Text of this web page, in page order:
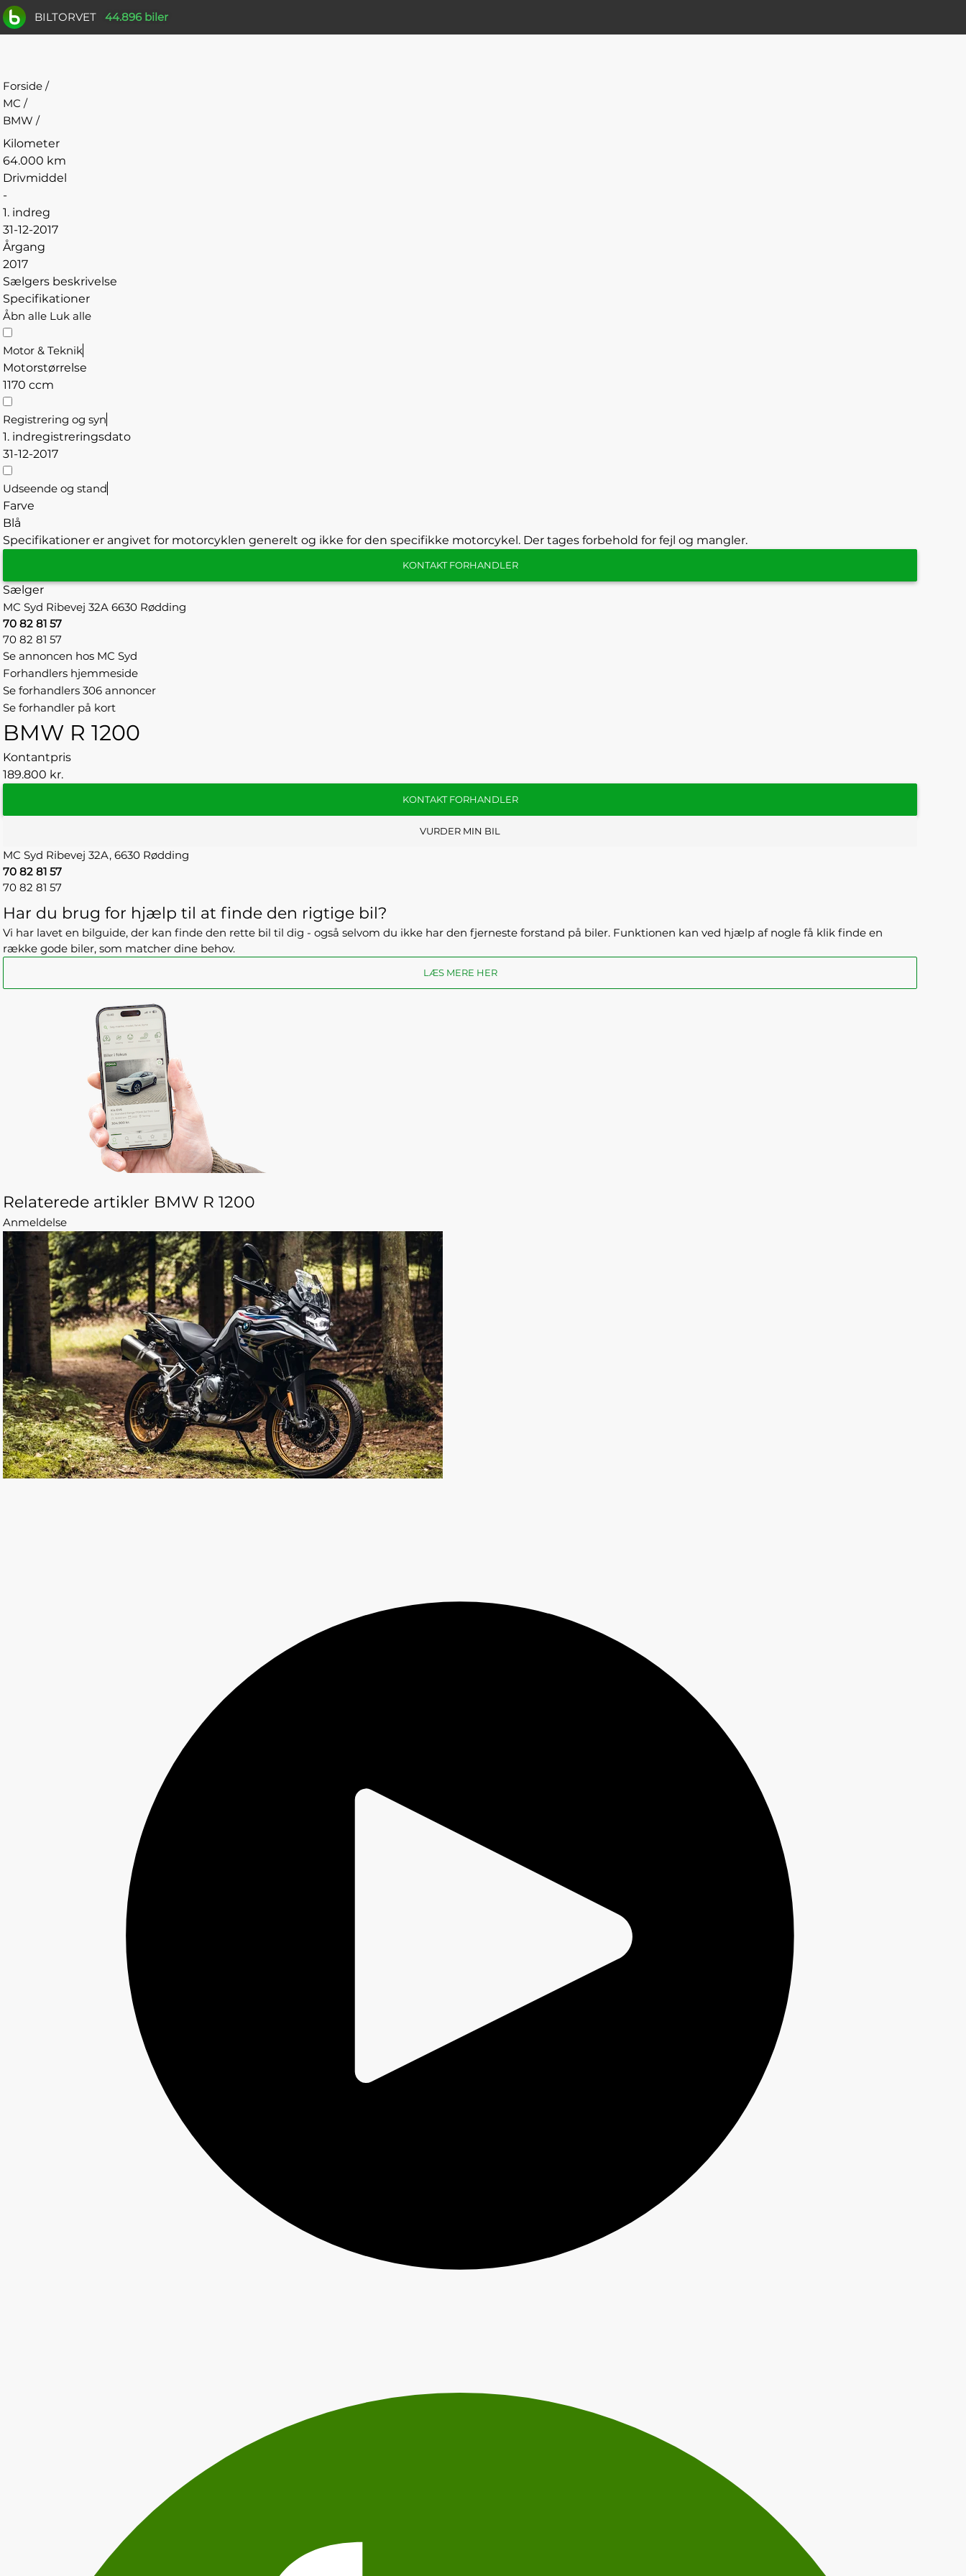
BILTORVET 44.896 biler
Forside /
MC /
BMW /
Kilometer
64.000 km
Drivmiddel
-
1. indreg
31-12-2017
Årgang
2017
Sælgers beskrivelse
Specifikationer
Åbn alle Luk alle
Motor & Teknik
Motorstørrelse
1170 ccm
Registrering og syn
1. indregistreringsdato
31-12-2017
Udseende og stand
Farve
Blå
Specifikationer er angivet for motorcyklen generelt og ikke for den specifikke motorcykel. Der tages forbehold for fejl og mangler.
KONTAKT FORHANDLER
Sælger
MC Syd Ribevej 32A 6630 Rødding
70 82 81 57
70 82 81 57
Se annoncen hos MC Syd
Forhandlers hjemmeside
Se forhandlers 306 annoncer
Se forhandler på kort
BMW R 1200
Kontantpris
189.800 kr.
KONTAKT FORHANDLER
VURDER MIN BIL
MC Syd Ribevej 32A, 6630 Rødding
70 82 81 57
70 82 81 57
Har du brug for hjælp til at finde den rigtige bil?
Vi har lavet en bilguide, der kan finde den rette bil til dig - også selvom du ikke har den fjerneste forstand på biler. Funktionen kan ved hjælp af nogle få klik finde en
række gode biler, som matcher dine behov.
LÆS MERE HER
Relaterede artikler BMW R 1200
Anmeldelse